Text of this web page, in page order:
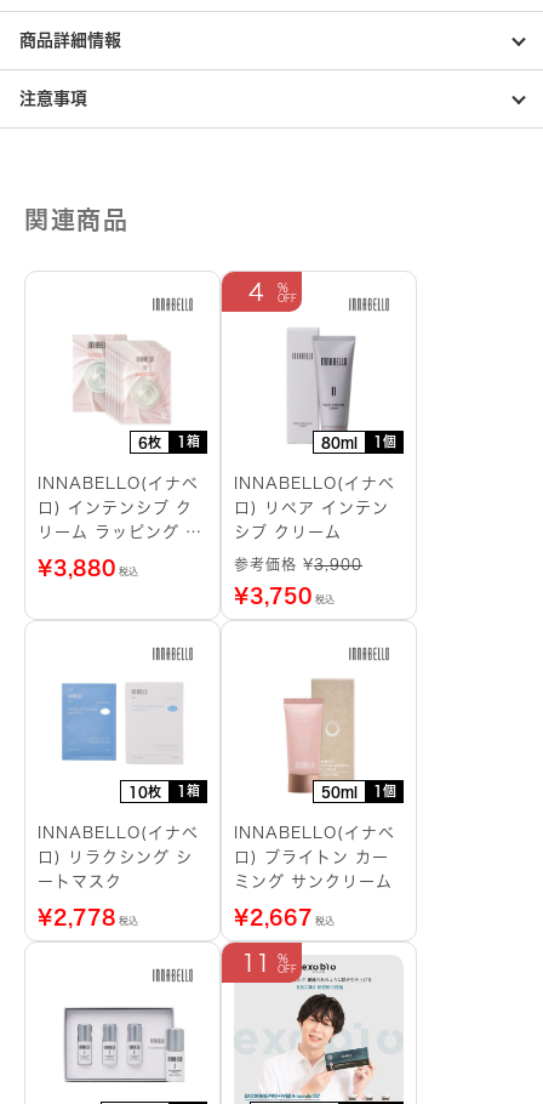
商品詳細情報
注意事項
関連商品
6枚 1箱
INNABELLO(イナベ
ロ) インテンシブ ク
リーム ラッピング シ
ートマスク
¥3,880 税込
80ml 1個
4
INNABELLO(イナベ
ロ) リペア インテン
シブ クリーム
参考価格 ¥3,900
¥3,750 税込
10枚 1箱
INNABELLO(イナベ
ロ) リラクシング シ
ートマスク
¥2,778 税込
50ml 1個
INNABELLO(イナベ
ロ) ブライトン カー
ミング サンクリーム
¥2,667 税込
11